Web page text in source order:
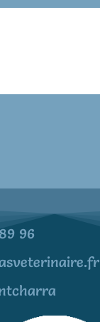
96